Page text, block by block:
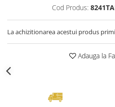
Cod Produs:
La achizitionarea acestui produs
Adauga la